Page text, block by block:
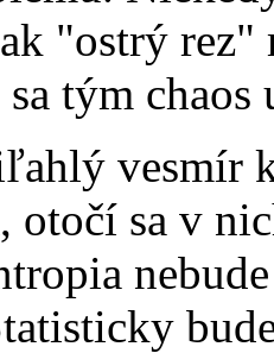
"ostrý
tým
vesmír
otočí sa v